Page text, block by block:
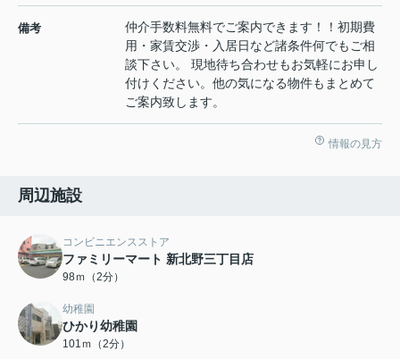
備考
仲介手数料無料でご案内できます！！初期費
用・家賃交渉・入居日など諸条件何でもご相
談下さい。 現地待ち合わせもお気軽にお申し
付けください。他の気になる物件もまとめて
ご案内致します。
情報の見方
周辺施設
コンビニエンスストア
ファミリーマート 新北野三丁目店
98ｍ（2分）
幼稚園
ひかり幼稚園
101ｍ（2分）